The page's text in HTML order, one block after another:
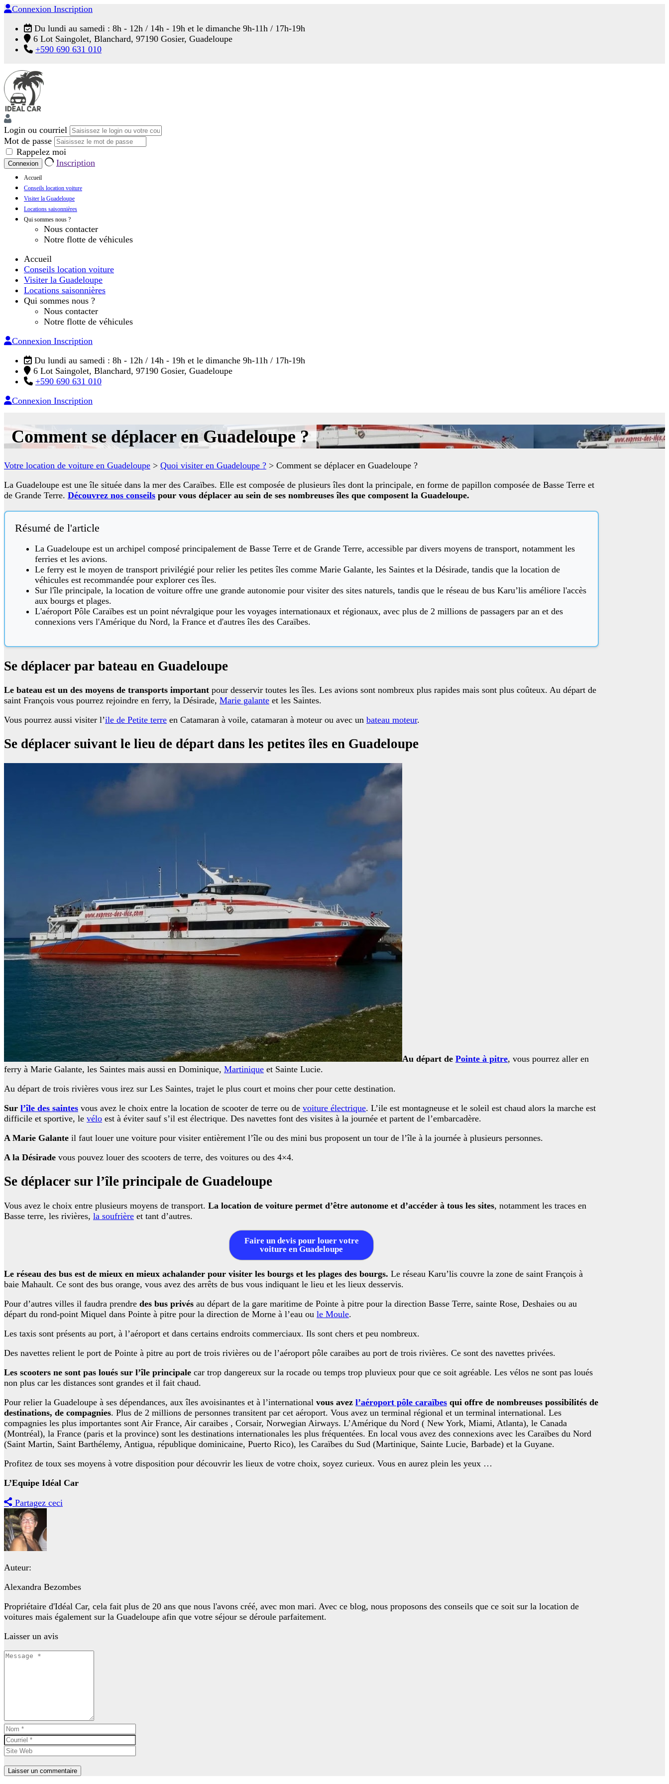
Connexion Inscription
Du lundi au samedi : 8h - 12h / 14h - 19h et le dimanche 9h-11h / 17h-19h
6 Lot Saingolet, Blanchard, 97190 Gosier, Guadeloupe
+590 690 631 010
Login ou courriel
Mot de passe
Rappelez moi
Inscription
Accueil
Conseils location voiture
Visiter la Guadeloupe
Locations saisonnières
Qui sommes nous ?
Nous contacter
Notre flotte de véhicules
Accueil
Conseils location voiture
Visiter la Guadeloupe
Locations saisonnières
Qui sommes nous ?
Nous contacter
Notre flotte de véhicules
Connexion Inscription
Du lundi au samedi : 8h - 12h / 14h - 19h et le dimanche 9h-11h / 17h-19h
6 Lot Saingolet, Blanchard, 97190 Gosier, Guadeloupe
+590 690 631 010
Connexion Inscription
Comment se déplacer en Guadeloupe ?
Votre location de voiture en Guadeloupe > Quoi visiter en Guadeloupe ? > Comment se déplacer en Guadeloupe ?
La Guadeloupe est une île située dans la mer des Caraïbes. Elle est composée de plusieurs îles dont la principale, en forme de papillon composée de Basse Terre et
de Grande Terre. Découvrez nos conseils pour vous déplacer au sein de ses nombreuses îles que composent la Guadeloupe.
Résumé de l'article
La Guadeloupe est un archipel composé principalement de Basse Terre et de Grande Terre, accessible par divers moyens de transport, notamment les
ferries et les avions.
Le ferry est le moyen de transport privilégié pour relier les petites îles comme Marie Galante, les Saintes et la Désirade, tandis que la location de
véhicules est recommandée pour explorer ces îles.
Sur l'île principale, la location de voiture offre une grande autonomie pour visiter des sites naturels, tandis que le réseau de bus Karu’lis améliore l'accès
aux bourgs et plages.
L'aéroport Pôle Caraïbes est un point névralgique pour les voyages internationaux et régionaux, avec plus de 2 millions de passagers par an et des
connexions vers l'Amérique du Nord, la France et d'autres îles des Caraïbes.
Se déplacer par bateau en Guadeloupe
Le bateau est un des moyens de transports important pour desservir toutes les îles. Les avions sont nombreux plus rapides mais sont plus coûteux. Au départ de
saint François vous pourrez rejoindre en ferry, la Désirade, Marie galante et les Saintes.
Vous pourrez aussi visiter l’ile de Petite terre en Catamaran à voile, catamaran à moteur ou avec un bateau moteur.
Se déplacer suivant le lieu de départ dans les petites îles en Guadeloupe
Au départ de Pointe à pitre, vous pourrez aller en
ferry à Marie Galante, les Saintes mais aussi en Dominique, Martinique et Sainte Lucie.
Au départ de trois rivières vous irez sur Les Saintes, trajet le plus court et moins cher pour cette destination.
Sur l’île des saintes vous avez le choix entre la location de scooter de terre ou de voiture électrique. L’ile est montagneuse et le soleil est chaud alors la marche est
difficile et sportive, le vélo est à éviter sauf s’il est électrique. Des navettes font des visites à la journée et partent de l’embarcadère.
A Marie Galante il faut louer une voiture pour visiter entièrement l’île ou des mini bus proposent un tour de l’île à la journée à plusieurs personnes.
A la Désirade vous pouvez louer des scooters de terre, des voitures ou des 4×4.
Se déplacer sur l’île principale de Guadeloupe
Vous avez le choix entre plusieurs moyens de transport. La location de voiture permet d’être autonome et d’accéder à tous les sites, notamment les traces en
Basse terre, les rivières, la soufrière et tant d’autres.
Faire un devis pour louer votre
voiture en Guadeloupe
Le réseau des bus est de mieux en mieux achalander pour visiter les bourgs et les plages des bourgs. Le réseau Karu’lis couvre la zone de saint François à
baie Mahault. Ce sont des bus orange, vous avez des arrêts de bus vous indiquant le lieu et les lieux desservis.
Pour d’autres villes il faudra prendre des bus privés au départ de la gare maritime de Pointe à pitre pour la direction Basse Terre, sainte Rose, Deshaies ou au
départ du rond-point Miquel dans Pointe à pitre pour la direction de Morne à l’eau ou le Moule.
Les taxis sont présents au port, à l’aéroport et dans certains endroits commerciaux. Ils sont chers et peu nombreux.
Des navettes relient le port de Pointe à pitre au port de trois rivières ou de l’aéroport pôle caraibes au port de trois rivières. Ce sont des navettes privées.
Les scooters ne sont pas loués sur l’île principale car trop dangereux sur la rocade ou temps trop pluvieux pour que ce soit agréable. Les vélos ne sont pas loués
non plus car les distances sont grandes et il fait chaud.
Pour relier la Guadeloupe à ses dépendances, aux îles avoisinantes et à l’international vous avez l’aéroport pôle caraïbes qui offre de nombreuses possibilités de
destinations, de compagnies. Plus de 2 millions de personnes transitent par cet aéroport. Vous avez un terminal régional et un terminal international. Les
compagnies les plus importantes sont Air France, Air caraibes , Corsair, Norwegian Airways. L’Amérique du Nord ( New York, Miami, Atlanta), le Canada
(Montréal), la France (paris et la province) sont les destinations internationales les plus fréquentées. En local vous avez des connexions avec les Caraïbes du Nord
(Saint Martin, Saint Barthélemy, Antigua, république dominicaine, Puerto Rico), les Caraïbes du Sud (Martinique, Sainte Lucie, Barbade) et la Guyane.
Profitez de toux ses moyens à votre disposition pour découvrir les lieux de votre choix, soyez curieux. Vous en aurez plein les yeux …
L’Equipe Idéal Car
Partagez ceci
Auteur:
Alexandra Bezombes
Propriétaire d'Idéal Car, cela fait plus de 20 ans que nous l'avons créé, avec mon mari. Avec ce blog, nous proposons des conseils que ce soit sur la location de
voitures mais également sur la Guadeloupe afin que votre séjour se déroule parfaitement.
Laisser un avis